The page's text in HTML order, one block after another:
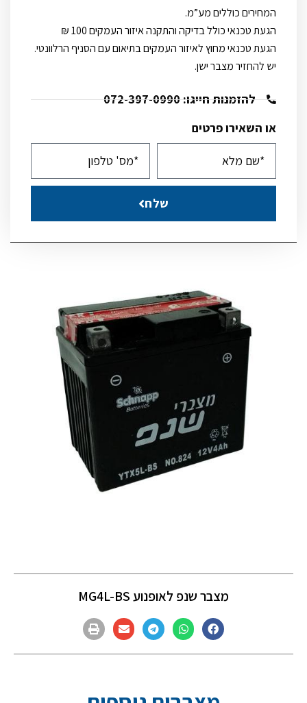
המחירים כוללים מע”מ.
הגעת טכנאי כולל בדיקה והתקנה איזור העמקים 100 ₪
הגעת טכנאי מחוץ לאיזור העמקים בתיאום עם הסניף הרלוונטי.
יש להחזיר מצבר ישן.
להזמנות חייגו: 072-397-0990
או השאירו פרטים
שלח
מצבר שנפ לאופנוע MG4L-BS